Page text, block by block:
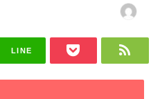
LINE